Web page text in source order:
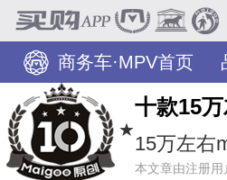
商务车·MPV首页
★
十款15
15万左右
本文章由注册用